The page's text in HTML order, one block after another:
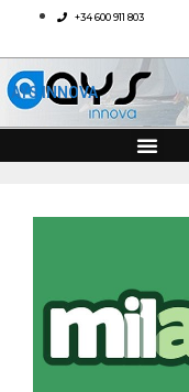
+34 600 911 803
AYS INNOVA